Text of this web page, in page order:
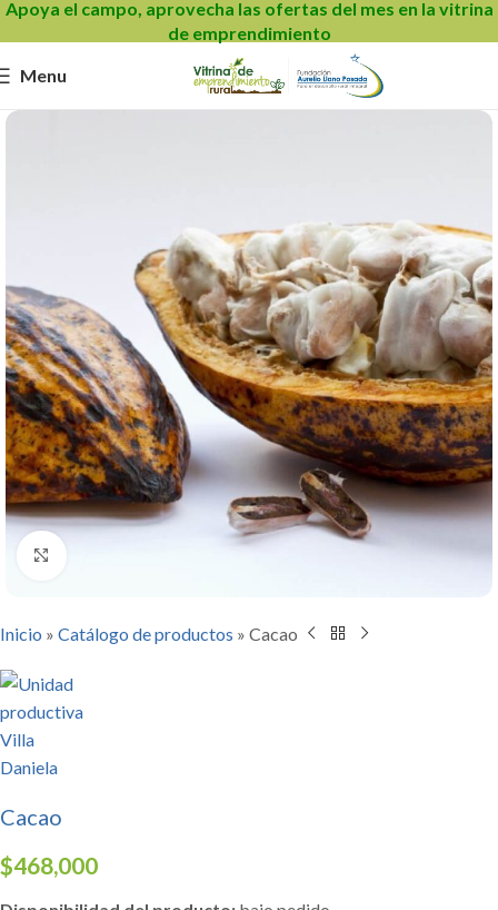
Apoya el campo, aprovecha las ofertas del mes en la vitrina
de emprendimiento
Menu
Inicio » Catálogo de productos » Cacao
Cacao
$468,000